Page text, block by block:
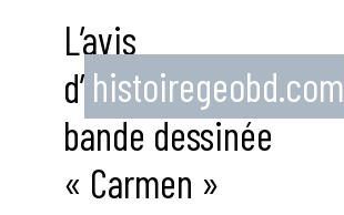
L’avis
d’ histoiregeobd.com
bande dessinée
« Carmen »